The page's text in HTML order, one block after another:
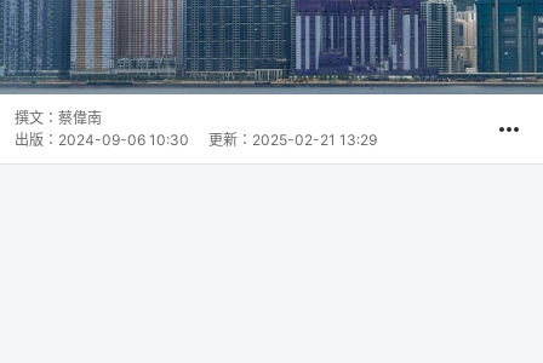
撰文： 蔡偉南
出版： 2024-09-06 10:30 更新： 2025-02-21 13:29